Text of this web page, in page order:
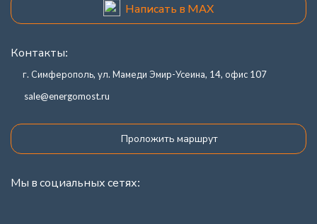
Написать в MAX
Контакты:
г. Симферополь, ул. Мамеди Эмир-Усеина, 14, офис 107
sale@energomost.ru
Проложить маршрут
Мы в социальных сетях: